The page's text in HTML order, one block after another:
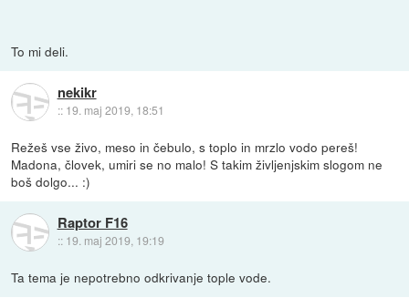
To mi deli.
nekikr
:: 19. maj 2019, 18:51
Režeš vse živo, meso in čebulo, s toplo in mrzlo vodo pereš!
Madona, človek, umiri se no malo! S takim življenjskim slogom ne
boš dolgo... :)
Raptor F16
:: 19. maj 2019, 19:19
Ta tema je nepotrebno odkrivanje tople vode.